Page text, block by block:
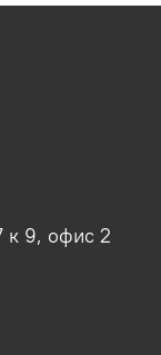
к 9, офис 2